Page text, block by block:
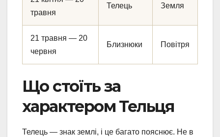
травня
Телець Земля
21 травня — 20
червня
Близнюки Повітря
Що стоїть за
характером Тельця
Телець — знак землі, і це багато пояснює. Не в